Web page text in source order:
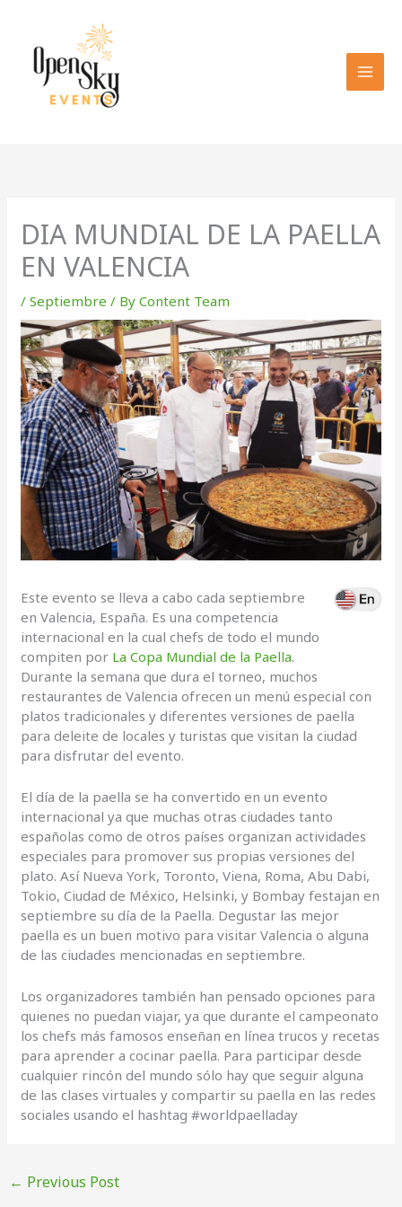
content
DIA MUNDIAL DE LA PAELLA
EN VALENCIA
/Septiembre / ByContent Team
Este evento se lleva a cabo cada septiembre
en Valencia, España. Es una competencia
internacional en la cual chefs de todo el mundo
compiten por La Copa Mundial de la Paella.
Durante la semana que dura el torneo, muchos
restaurantes de Valencia ofrecen un menú especial con
platos tradicionales y diferentes versiones de paella
para deleite de locales y turistas que visitan la ciudad
para disfrutar del evento.
El día de la paella se ha convertido en un evento
internacional ya que muchas otras ciudades tanto
españolas como de otros países organizan actividades
especiales para promover sus propias versiones del
plato. Así Nueva York, Toronto, Viena, Roma, Abu Dabi,
Tokio, Ciudad de México, Helsinki, y Bombay festajan en
septiembre su día de la Paella. Degustar las mejor
paella es un buen motivo para visitar Valencia o alguna
de las ciudades mencionadas en septiembre.
Los organizadores también han pensado opciones para
quienes no puedan viajar, ya que durante el campeonato
los chefs más famosos enseñan en línea trucos y recetas
para aprender a cocinar paella. Para participar desde
cualquier rincón del mundo sólo hay que seguir alguna
de las clases virtuales y compartir su paella en las redes
sociales usando el hashtag #worldpaelladay
← Previous Post